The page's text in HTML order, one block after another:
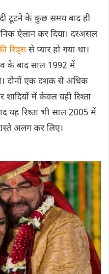
टूटने के कुछ समय बाद ही
ऐलान कर दिया। दरअसल
रिड्ससे प्यार हो गया था।
के बाद साल 1992 में
दोनों एक दशक से अधिक
में केवल यही रिश्‍ता
यह रिश्ता भी साल 2005 में
अलग कर लिए।